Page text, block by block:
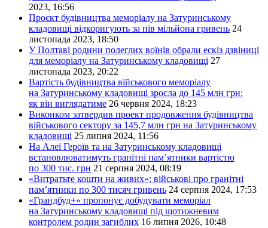
2023, 16:56
Проєкт будівництва меморіалу на Затуринському
кладовищі відкоригують за пів мільйона гривень 24
листопада 2023, 18:50
У Полтаві родини полеглих воїнів обрали ескіз дзвіниці
для меморіалу на Затуринському кладовищі 27
листопада 2023, 20:22
Вартість будівництва військового меморіалу
на Затуринському кладовищі зросла до 145 млн грн:
як він виглядатиме 26 червня 2024, 18:23
Виконком затвердив проект продовження будівництва
військового сектору за 145,7 млн грн на Затуринському
кладовищі 25 липня 2024, 11:56
На Алеї Героїв та на Затуринському кладовищі
встановлюватимуть гранітні пам’ятники вартістю
по 300 тис. грн 21 серпня 2024, 08:19
«Витратьте кошти на живих»: військові про гранітні
пам’ятники по 300 тисяч гривень 24 серпня 2024, 17:53
«Грандбуд+» пропонує добудувати меморіал
на Затуринському кладовищі під щотижневим
контролем родин загиблих 16 липня 2026, 10:48